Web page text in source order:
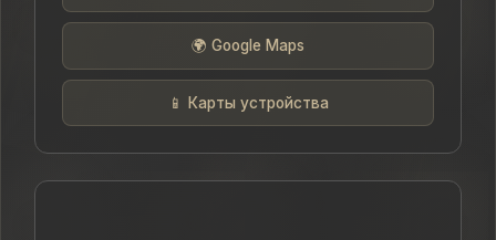
🌍 Google Maps
📱 Карты устройства